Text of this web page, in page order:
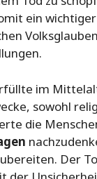
ein
im
sowohl
die
Der